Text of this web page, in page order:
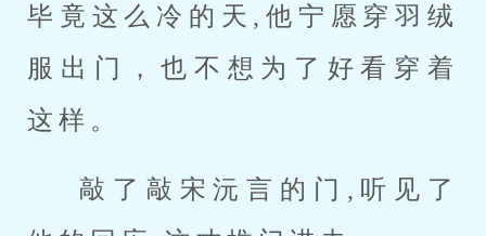
毕竟这么冷的天,他宁愿穿羽绒
服出门，也不想为了好看穿着
这样。
敲了敲宋沅言的门,听见了